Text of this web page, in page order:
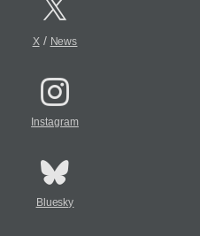
X/ News
Instagram
Bluesky